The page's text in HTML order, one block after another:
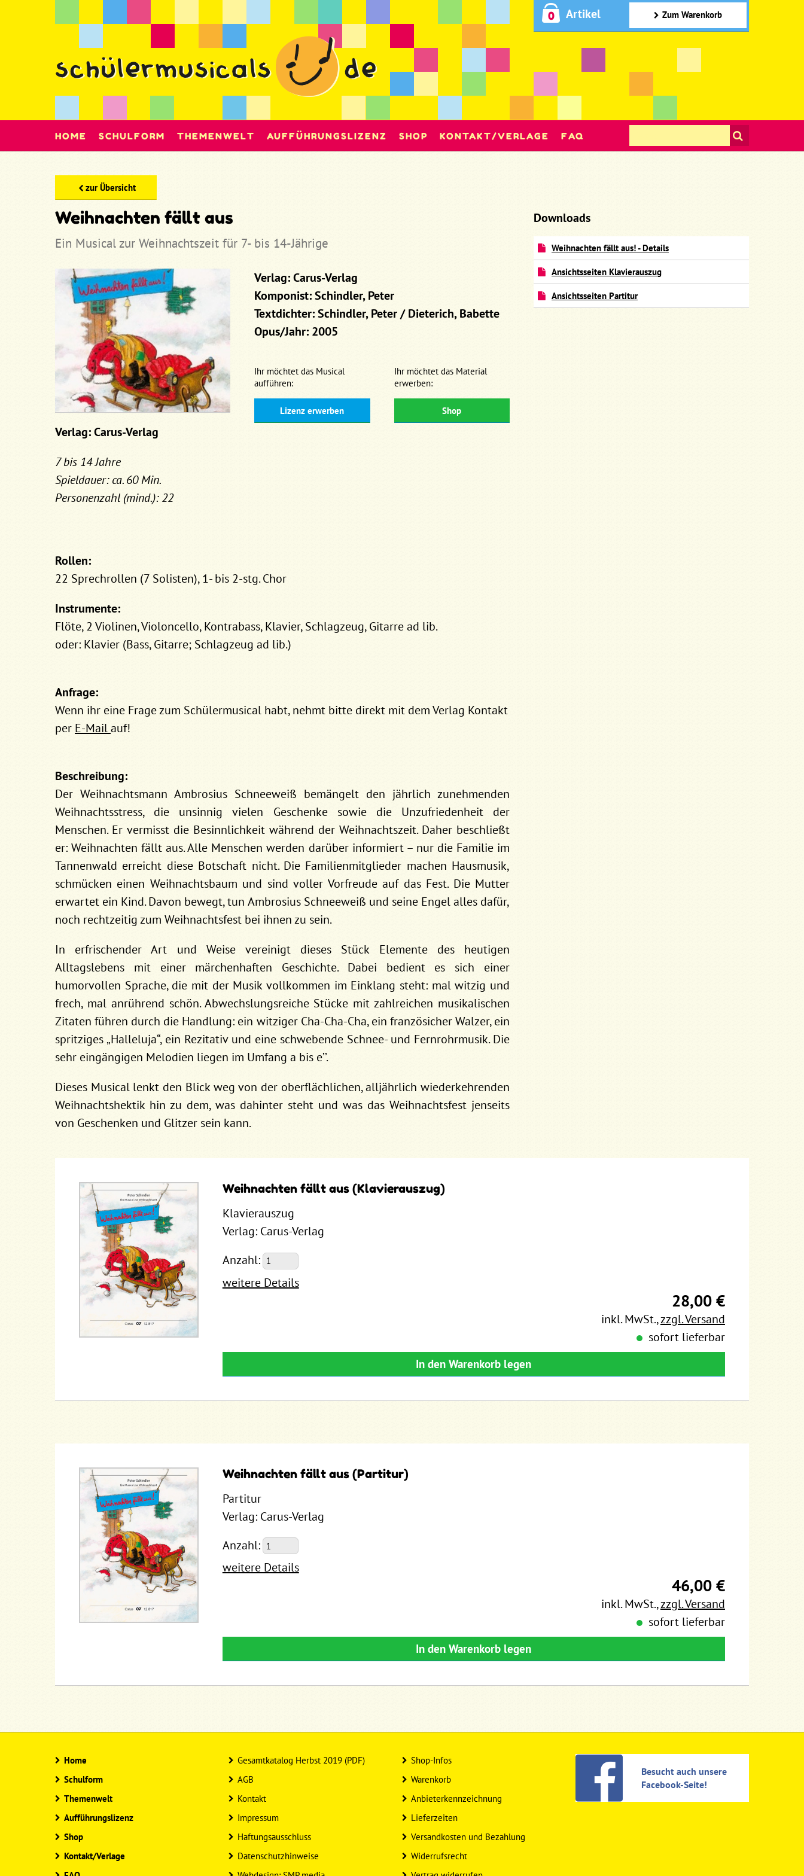
0 Artikel Zum Warenkorb
HOME SCHULFORM THEMENWELT AUFFÜHRUNGSLIZENZ SHOP KONTAKT/VERLAGE FAQ
zur Übersicht
Weihnachten fällt aus
Ein Musical zur Weihnachtszeit für 7- bis 14-Jährige
Verlag: Carus-Verlag
Komponist: Schindler, Peter
Textdichter: Schindler, Peter / Dieterich, Babette
Opus/Jahr: 2005
Ihr möchtet das Musical
aufführen:
Lizenz erwerben
Ihr möchtet das Material
erwerben:
Shop
Verlag: Carus-Verlag
7 bis 14 Jahre
Spieldauer: ca. 60 Min.
Personenzahl (mind.): 22
Rollen:
22 Sprechrollen (7 Solisten), 1- bis 2-stg. Chor
Instrumente:
Flöte, 2 Violinen, Violoncello, Kontrabass, Klavier, Schlagzeug, Gitarre ad lib.
oder: Klavier (Bass, Gitarre; Schlagzeug ad lib.)
Anfrage:
Wenn ihr eine Frage zum Schülermusical habt, nehmt bitte direkt mit dem Verlag Kontakt
per E-Mailauf!
Beschreibung:
Der Weihnachtsmann Ambrosius Schneeweiß bemängelt den jährlich zunehmenden
Weihnachtsstress, die unsinnig vielen Geschenke sowie die Unzufriedenheit der
Menschen. Er vermisst die Besinnlichkeit während der Weihnachtszeit. Daher beschließt
er: Weihnachten fällt aus. Alle Menschen werden darüber informiert – nur die Familie im
Tannenwald erreicht diese Botschaft nicht. Die Familienmitglieder machen Hausmusik,
schmücken einen Weihnachtsbaum und sind voller Vorfreude auf das Fest. Die Mutter
erwartet ein Kind. Davon bewegt, tun Ambrosius Schneeweiß und seine Engel alles dafür,
noch rechtzeitig zum Weihnachtsfest bei ihnen zu sein.
In erfrischender Art und Weise vereinigt dieses Stück Elemente des heutigen
Alltagslebens mit einer märchenhaften Geschichte. Dabei bedient es sich einer
humorvollen Sprache, die mit der Musik vollkommen im Einklang steht: mal witzig und
frech, mal anrührend schön. Abwechslungsreiche Stücke mit zahlreichen musikalischen
Zitaten führen durch die Handlung: ein witziger Cha-Cha-Cha, ein französicher Walzer, ein
spritziges „Halleluja“, ein Rezitativ und eine schwebende Schnee- und Fernrohrmusik. Die
sehr eingängigen Melodien liegen im Umfang a bis e’’.
Dieses Musical lenkt den Blick weg von der oberflächlichen, alljährlich wiederkehrenden
Weihnachtshektik hin zu dem, was dahinter steht und was das Weihnachtsfest jenseits
von Geschenken und Glitzer sein kann.
Downloads
Weihnachten fällt aus! - Details
Ansichtsseiten Klavierauszug
Ansichtsseiten Partitur
Weihnachten fällt aus (Klavierauszug)
Klavierauszug
Verlag: Carus-Verlag
Anzahl:
weitere Details
28,00 €
inkl. MwSt.,zzgl. Versand
sofort lieferbar
In den Warenkorb legen
Weihnachten fällt aus (Partitur)
Partitur
Verlag: Carus-Verlag
Anzahl:
weitere Details
46,00 €
inkl. MwSt.,zzgl. Versand
sofort lieferbar
In den Warenkorb legen
Home
Schulform
Themenwelt
Aufführungslizenz
Shop
Kontakt/Verlage
Gesamtkatalog Herbst 2019 (PDF)
AGB
Kontakt
Impressum
Haftungsausschluss
Datenschutzhinweise
Shop-Infos
Warenkorb
Anbieterkennzeichnung
Lieferzeiten
Versandkosten und Bezahlung
Widerrufsrecht
Besucht auch unsere
Facebook-Seite!